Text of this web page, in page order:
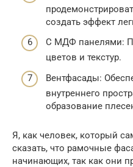
создать эффект
С МДФ панелями:
цветов и текстур.
Вентфасады:
внутреннего
образование
Я, как человек, который
сказать, что рамочные
начинающих, так как они